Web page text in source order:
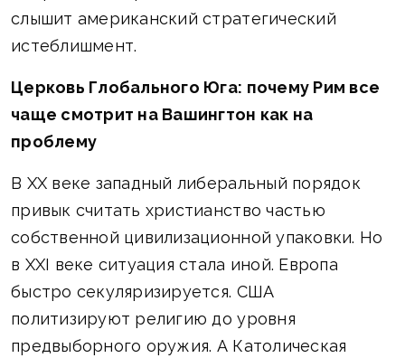
слышит американский стратегический
истеблишмент.
Церковь Глобального Юга: почему Рим все
чаще смотрит на Вашингтон как на
проблему
В XX веке западный либеральный порядок
привык считать христианство частью
собственной цивилизационной упаковки. Но
в XXI веке ситуация стала иной. Европа
быстро секуляризируется. США
политизируют религию до уровня
предвыборного оружия. А Католическая